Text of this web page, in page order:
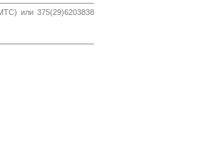
или 375(29)6203838